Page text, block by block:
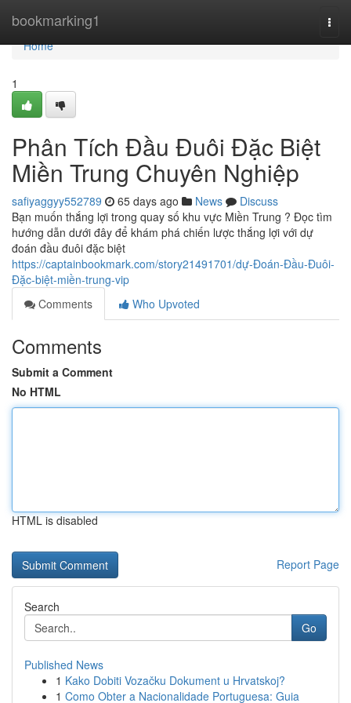
bookmarking1
Home
Home
1
Phân Tích Đầu Đuôi Đặc Biệt
Miền Trung Chuyên Nghiệp
safiyaggyy552789 65 days ago News
Discuss
Bạn muốn thắng lợi trong quay số khu vực Miền Trung ? Đọc tìm
hướng dẫn dưới đây để khám phá chiến lược thắng lợi với dự
đoán đầu đuôi đặc biệt
https://captainbookmark.com/story21491701/dự-Đoán-Đầu-Đuôi-
Đặc-biệt-miền-trung-vip
Comments
Who Upvoted
Comments
Submit a Comment
No HTML
HTML is disabled
Report Page
Search
Go
Published News
1 Kako Dobiti Vozačku Dokument u Hrvatskoj?
1 Como Obter a Nacionalidade Portuguesa: Guia